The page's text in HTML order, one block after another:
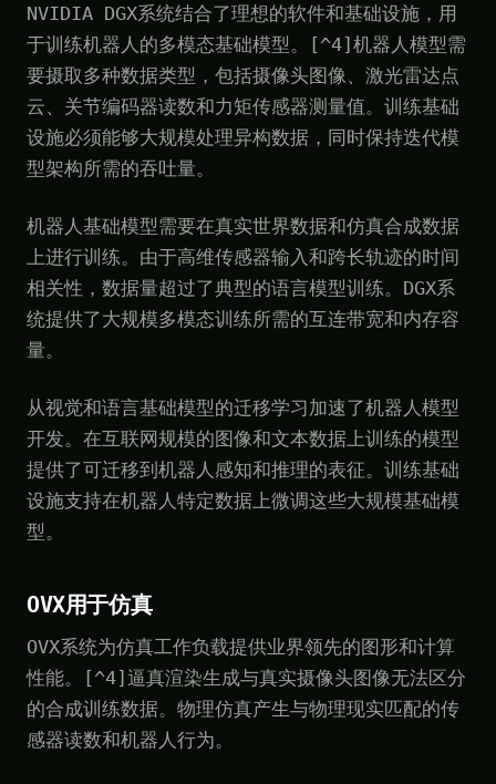
NVIDIA DGX系统结合了理想的软件和基础设施，用
于训练机器人的多模态基础模型。[^4]机器人模型需
要摄取多种数据类型，包括摄像头图像、激光雷达点
云、关节编码器读数和力矩传感器测量值。训练基础
设施必须能够大规模处理异构数据，同时保持迭代模
型架构所需的吞吐量。
机器人基础模型需要在真实世界数据和仿真合成数据
上进行训练。由于高维传感器输入和跨长轨迹的时间
相关性，数据量超过了典型的语言模型训练。DGX系
统提供了大规模多模态训练所需的互连带宽和内存容
量。
从视觉和语言基础模型的迁移学习加速了机器人模型
开发。在互联网规模的图像和文本数据上训练的模型
提供了可迁移到机器人感知和推理的表征。训练基础
设施支持在机器人特定数据上微调这些大规模基础模
型。
OVX用于仿真
OVX系统为仿真工作负载提供业界领先的图形和计算
性能。[^4]逼真渲染生成与真实摄像头图像无法区分
的合成训练数据。物理仿真产生与物理现实匹配的传
感器读数和机器人行为。